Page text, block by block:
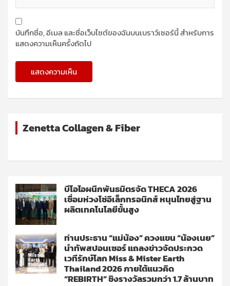
บันทึกชื่อ, อีเมล และชื่อเว็บไซต์ของฉันบนเบราว์เซอร์นี้ สำหรับการ
แสดงความเห็นครั้งถัดไป
Zenetta Collagen & Fiber
บีโอไอผนึกพันธมิตรจัด THECA 2026
เชื่อมห่วงโซ่อิเล็กทรอนิกส์ หนุนไทยสู่ฐาน
ผลิตเทคโนโลยีขั้นสูง
ท่านประธาน “แม่น้อง” ควงแขน “น้องเนย”
นำทัพสปอนเซอร์ แถลงข่าวจัดประกวด
เวทีรักษ์โลก Miss & Mister Earth
Thailand 2026 ภายใต้แนวคิด
“REBIRTH” ชิงรางวัลรวมกว่า 1.7 ล้านบาท